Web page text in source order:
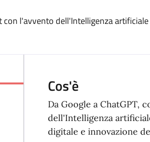
l'avvento dell'Intelligenza artificiale
Cos'è
Da Google a ChatGPT,
dell'Intelligenza
digitale e innovazione